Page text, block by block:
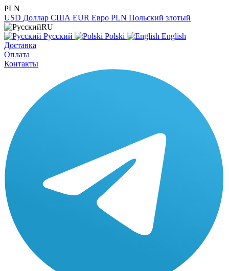
PLN
USD Доллар США EUR Евро PLN Польский злотый
RU
Русский
Polski
English
Доставка
Оплата
Контакты